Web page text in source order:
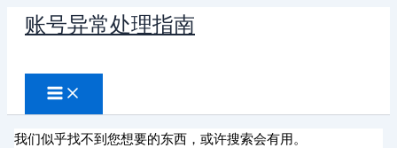
账号异常处理指南
索
我们似乎找不到您想要的东西，或许搜索会有用。